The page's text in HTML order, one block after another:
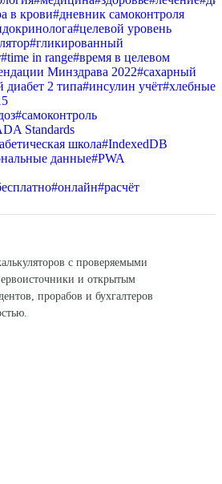
в крови#дневник самоконтроля
#целевой уровень
#гликированный
#time in range#время в целевом
Минздрава 2022#сахарный
диабет 2 типа#инсулин учёт#хлебные
#самоконтроль
Standards
школа#IndexedDB
данные#PWA
#онлайн#расчёт
с проверяемыми
и открытым
прорабов и бухгалтеров